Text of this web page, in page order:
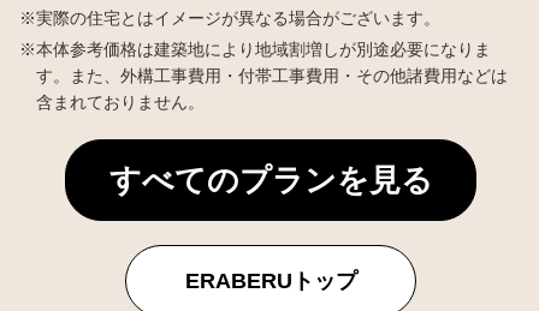
実際の住宅とはイメージが異なる場合がございます。
本体参考価格は建築地により地域割増しが別途必要になりま
す。また、外構工事費用・付帯工事費用・その他諸費用などは
含まれておりません。
すべてのプランを見る
ERABERUトップ